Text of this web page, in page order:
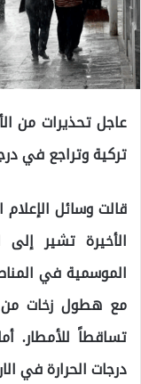
تركية وتراجع في
قالت وسائل الإعلام
الأخيرة تشير
الموسمية في
تساقطاً للأمطار.
درجات الحرارة في الارتفاع